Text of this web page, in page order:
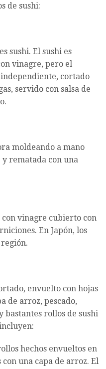
de sushi:
sushi. El sushi es
vinagre, pero el
cortado
servido con salsa de
moldeando a mano
rematada con una
vinagre cubierto con
En Japón, los
envuelto con hojas
de arroz, pescado,
rollos de sushi
hechos envueltos en
una capa de arroz. El